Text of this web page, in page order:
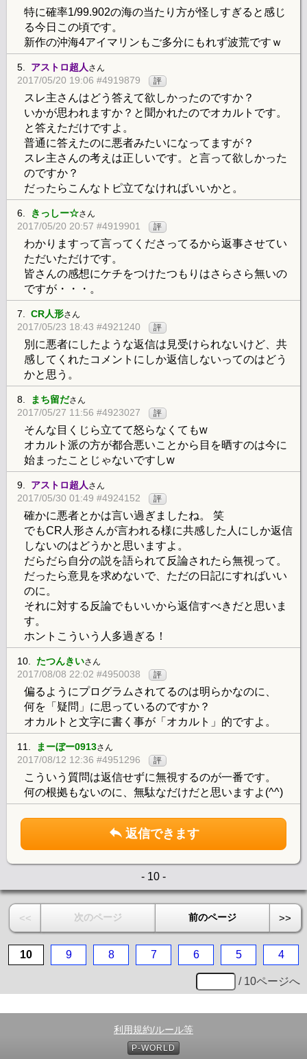
特に確率1/99.902の海の当たり方が怪しすぎると感じ
る今日この頃です。
新作の沖海4アイマリンもご多分にもれず波荒ですｗ
5. アストロ超人 さん
2017/05/20 19:06 #4919879 評
スレ主さんはどう答えて欲しかったのですか？
いかが思われますか？と聞かれたのでオカルトです。
と答えただけですよ。
普通に答えたのに悪者みたいになってますが？
スレ主さんの考えは正しいです。と言って欲しかった
のですか？
だったらこんなトピ立てなければいいかと。
6. きっしー☆さん
2017/05/20 20:57 #4919901 評
わかりますって言ってくださってるから返事させてい
ただいただけです。
皆さんの感想にケチをつけたつもりはさらさら無いの
ですが・・・。
7. CR人形さん
2017/05/23 18:43 #4921240 評
別に悪者にしたような返信は見受けられないけど、共
感してくれたコメントにしか返信しないってのはどう
かと思う。
8. まち留ださん
2017/05/27 11:56 #4923027 評
そんな目くじら立てて怒らなくてもw
オカルト派の方が都合悪いことから目を晒すのは今に
始まったことじゃないですしw
9. アストロ超人 さん
2017/05/30 01:49 #4924152 評
確かに悪者とかは言い過ぎましたね。 笑
でもCR人形さんが言われる様に共感した人にしか返信
しないのはどうかと思いますよ。
だらだら自分の説を語られて反論されたら無視って。
だったら意見を求めないで、ただの日記にすればいい
のに。
それに対する反論でもいいから返信すべきだと思いま
す。
ホントこういう人多過ぎる！
10. たつんきいさん
2017/08/08 22:02 #4950038 評
偏るようにプログラムされてるのは明らかなのに、
何を「疑問」に思っているのですか？
オカルトと文字に書く事が「オカルト」的ですよ。
11. まーぼー0913さん
2017/08/12 12:36 #4951296 評
こういう質問は返信せずに無視するのが一番です。
何の根拠もないのに、無駄なだけだと思いますよ(^^)
返信できます
- 10 -
<< 次のページ 前のページ >>
10 9 8 7 6 5 4
/ 10ページへ
利用規約/ルール等
P-WORLD